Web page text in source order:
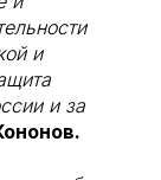
и
и за